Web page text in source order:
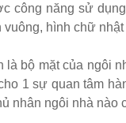
ăn hot trend 2023
công năng sử
hình chữ
bộ mặt của ngôi
1 sự quan tâm
nhân ngôi nhà nào